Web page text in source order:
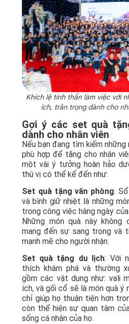
Khích lệ tinh thần làm việc với
ích, trân trọng dành cho
Gợi ý các set quà
dành cho nhân viên
Nếu bạn đang tìm kiếm
phù hợp để tặng cho nhân
một vài ý tưởng hoàn hảo
thú vị có thể kể đến như:
Set quà tặng văn phòng:
và bình giữ nhiệt là những
trong công việc hàng ngày
Những món quà này
mang đến sự sang trọng và
mạnh mẽ cho người nhận.
Set quà tặng du lịch: Với
thích khám phá và thường
gồm các vật dụng như: vali
ích, và gối cổ sẽ là món quà ý
chỉ giúp họ thuận tiện hơn
còn thể hiện sự quan tâm
sống cá nhân của họ.